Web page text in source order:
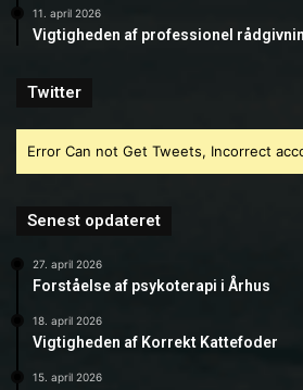
11. april 2026
Vigtigheden af professionel
Twitter
Error Can not Get Tweets, Incorrect
Senest opdateret
27. april 2026
Forståelse af psykoterapi i Århus
18. april 2026
Vigtigheden af Korrekt Kattefoder
15. april 2026